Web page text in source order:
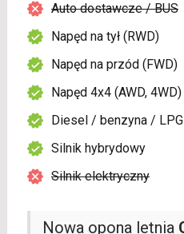
Nowa opona letnia
Auto dostawcze / BUS
Napęd na tył (RWD)
Napęd na przód (FWD)
Napęd 4x4 (AWD, 4WD)
Diesel / benzyna / LPG
Silnik hybrydowy
Silnik elektryczny